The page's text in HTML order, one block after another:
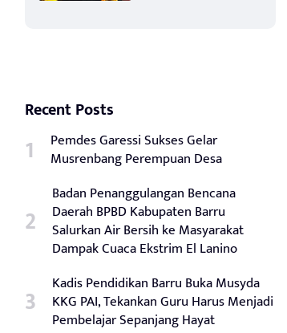
Recent Posts
Pemdes Garessi Sukses Gelar
Musrenbang Perempuan Desa
Badan Penanggulangan Bencana
Daerah BPBD Kabupaten Barru
Salurkan Air Bersih ke Masyarakat
Dampak Cuaca Ekstrim El Lanino
Kadis Pendidikan Barru Buka Musyda
KKG PAI, Tekankan Guru Harus Menjadi
Pembelajar Sepanjang Hayat